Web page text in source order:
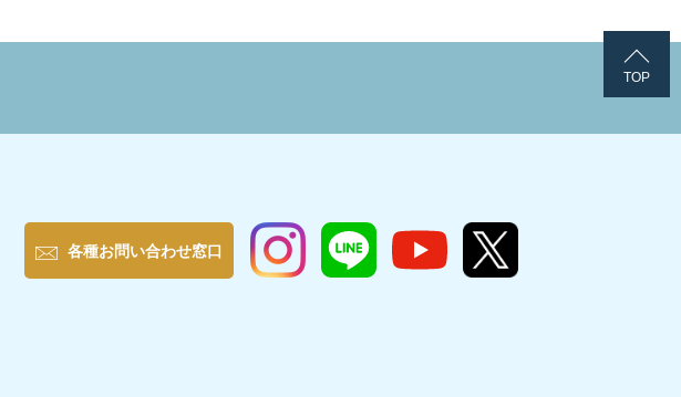
TOP
各種お問い合わせ窓口